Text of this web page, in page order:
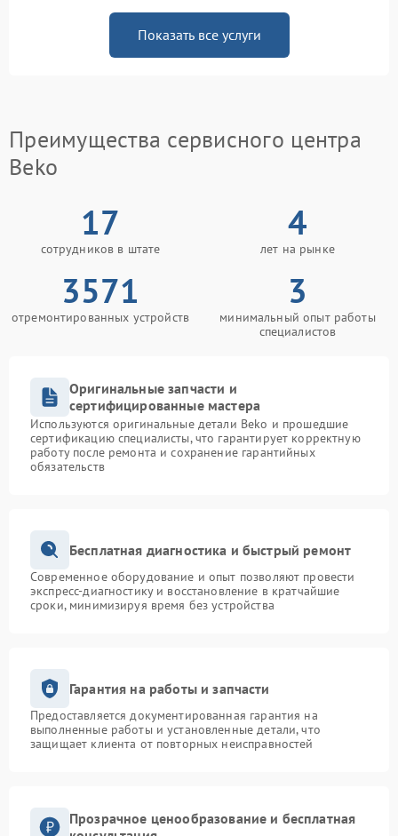
Показать все услуги
Преимущества сервисного центра
Beko
17
сотрудников в штате
4
лет на рынке
3571
отремонтированных устройств
3
минимальный опыт работы
специалистов
Оригинальные запчасти и
сертифицированные мастера
Используются оригинальные детали Beko и прошедшие
сертификацию специалисты, что гарантирует корректную
работу после ремонта и сохранение гарантийных
обязательств
Бесплатная диагностика и быстрый ремонт
Современное оборудование и опыт позволяют провести
экспресс-диагностику и восстановление в кратчайшие
сроки, минимизируя время без устройства
Гарантия на работы и запчасти
Предоставляется документированная гарантия на
выполненные работы и установленные детали, что
защищает клиента от повторных неисправностей
Прозрачное ценообразование и бесплатная